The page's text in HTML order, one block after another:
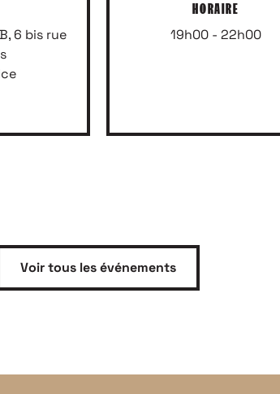
6 bis rue
HORAIRE
19h00 - 22h00
Voir tous les événements